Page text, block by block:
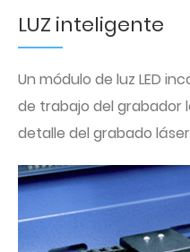
LUZ inteligente
Un módulo de luz LED
de trabajo del grabador
detalle del grabado